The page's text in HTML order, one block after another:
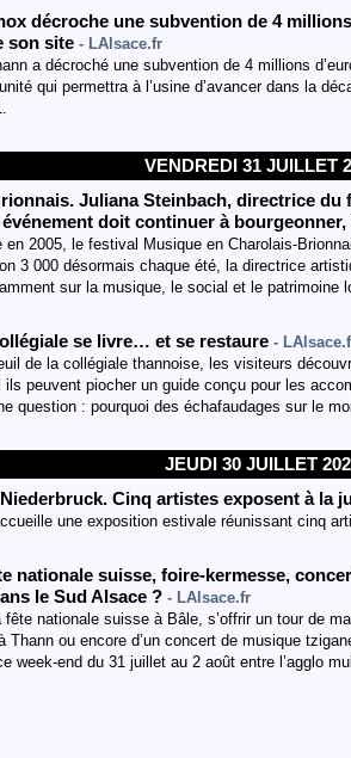
décroche une subvention de 4
son site - LAlsace.fr
a décroché une subvention de 4 millions
qui permettra à l’usine d’avancer dans la
VENDREDI 31 JUILLET
Juliana Steinbach, directrice du
doit continuer à bourgeonner,
en 2005, le festival Musique en Charolais-
3 000 désormais chaque été, la directrice
sur la musique, le social et le patrimoine
se livre… et se restaure -
de la collégiale thannoise, les visiteurs
peuvent piocher un guide conçu pour les
question : pourquoi des échafaudages sur le
JEUDI 30 JUILLET
Cinq artistes exposent à la
une exposition estivale réunissant cinq
nationale suisse, foire-kermesse,
le Sud Alsace ? - LAlsace.fr
nationale suisse à Bâle, s’offrir un tour de
Thann ou encore d’un concert de musique
week-end du 31 juillet au 2 août entre l’agglo